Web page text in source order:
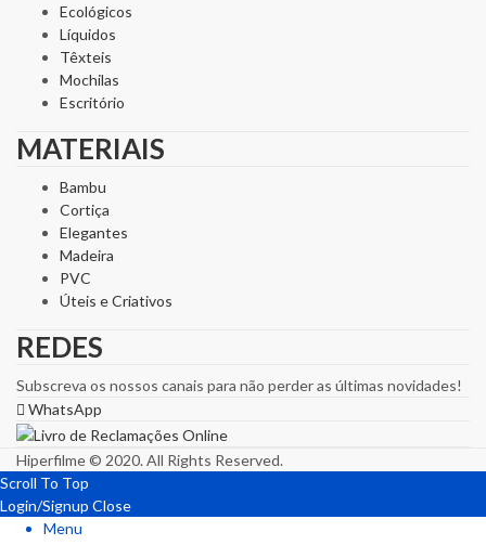
Ecológicos
Líquidos
Têxteis
Mochilas
Escritório
MATERIAIS
Bambu
Cortiça
Elegantes
Madeira
PVC
Úteis e Criativos
REDES
Subscreva os nossos canais para não perder as últimas novidades!
WhatsApp
Hiperfilme © 2020. All Rights Reserved.
Scroll To Top
Login/Signup Close
Menu